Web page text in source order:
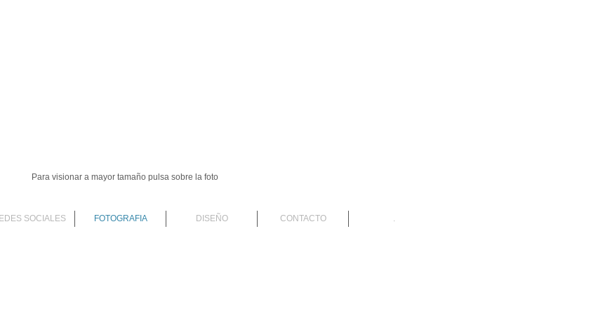
Para visionar a mayor tamaño pulsa sobre la foto
SOCIALES FOTOGRAFIA DISEÑO CONTACTO .